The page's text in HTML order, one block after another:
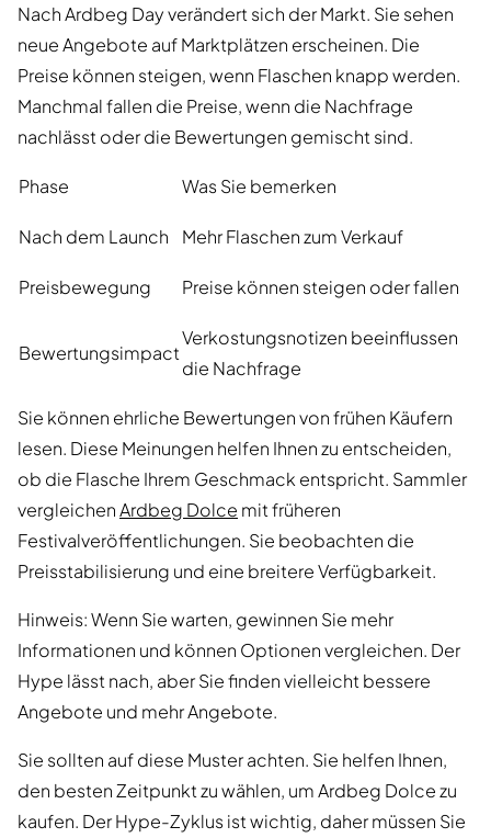
Nach Ardbeg Day verändert sich der Markt. Sie sehen
neue Angebote auf Marktplätzen erscheinen. Die
Preise können steigen, wenn Flaschen knapp werden.
Manchmal fallen die Preise, wenn die Nachfrage
nachlässt oder die Bewertungen gemischt sind.
Phase Was Sie bemerken
Nach dem Launch Mehr Flaschen zum Verkauf
Preisbewegung Preise können steigen oder fallen
Bewertungsimpact
Verkostungsnotizen beeinflussen
die Nachfrage
Sie können ehrliche Bewertungen von frühen Käufern
lesen. Diese Meinungen helfen Ihnen zu entscheiden,
ob die Flasche Ihrem Geschmack entspricht. Sammler
vergleichenArdbeg Dolce mit früheren
Festivalveröffentlichungen. Sie beobachten die
Preisstabilisierung und eine breitere Verfügbarkeit.
Hinweis: Wenn Sie warten, gewinnen Sie mehr
Informationen und können Optionen vergleichen. Der
Hype lässt nach, aber Sie finden vielleicht bessere
Angebote und mehr Angebote.
Sie sollten auf diese Muster achten. Sie helfen Ihnen,
den besten Zeitpunkt zu wählen, um Ardbeg Dolce zu
kaufen. Der Hype-Zyklus ist wichtig, daher müssen Sie